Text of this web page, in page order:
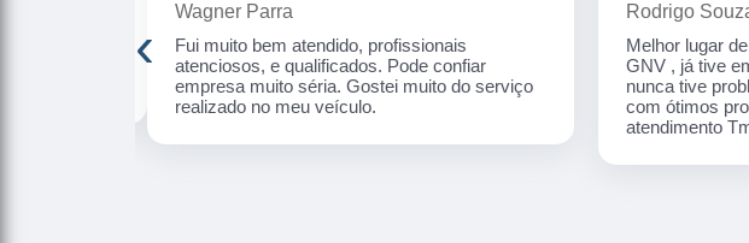
Wagner Parra
Fui muito bem atendido, profissionais
atenciosos, e qualificados. Pode confiar
empresa muito séria. Gostei muito do serviço
realizado no meu veículo.
Rodrigo
Melhor lugar
GNV , já tive
nunca tive
com ótimos
atendimento
‹